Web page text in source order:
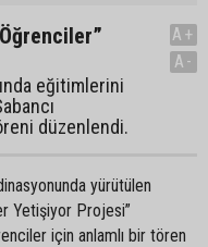
eğitimlerini
düzenlendi.
A+
A-
yürütülen
Yetişiyor Projesi”
için anlamlı bir tören